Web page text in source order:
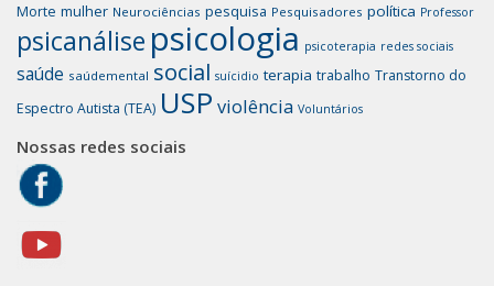
Morte mulher Neurociências pesquisa Pesquisadores política Professor
psicanálise psicologia psicoterapia redes sociais
saúde saúdemental social suícidio terapia trabalho Transtorno do
Espectro Autista (TEA) USP violência Voluntários
Nossas redes sociais